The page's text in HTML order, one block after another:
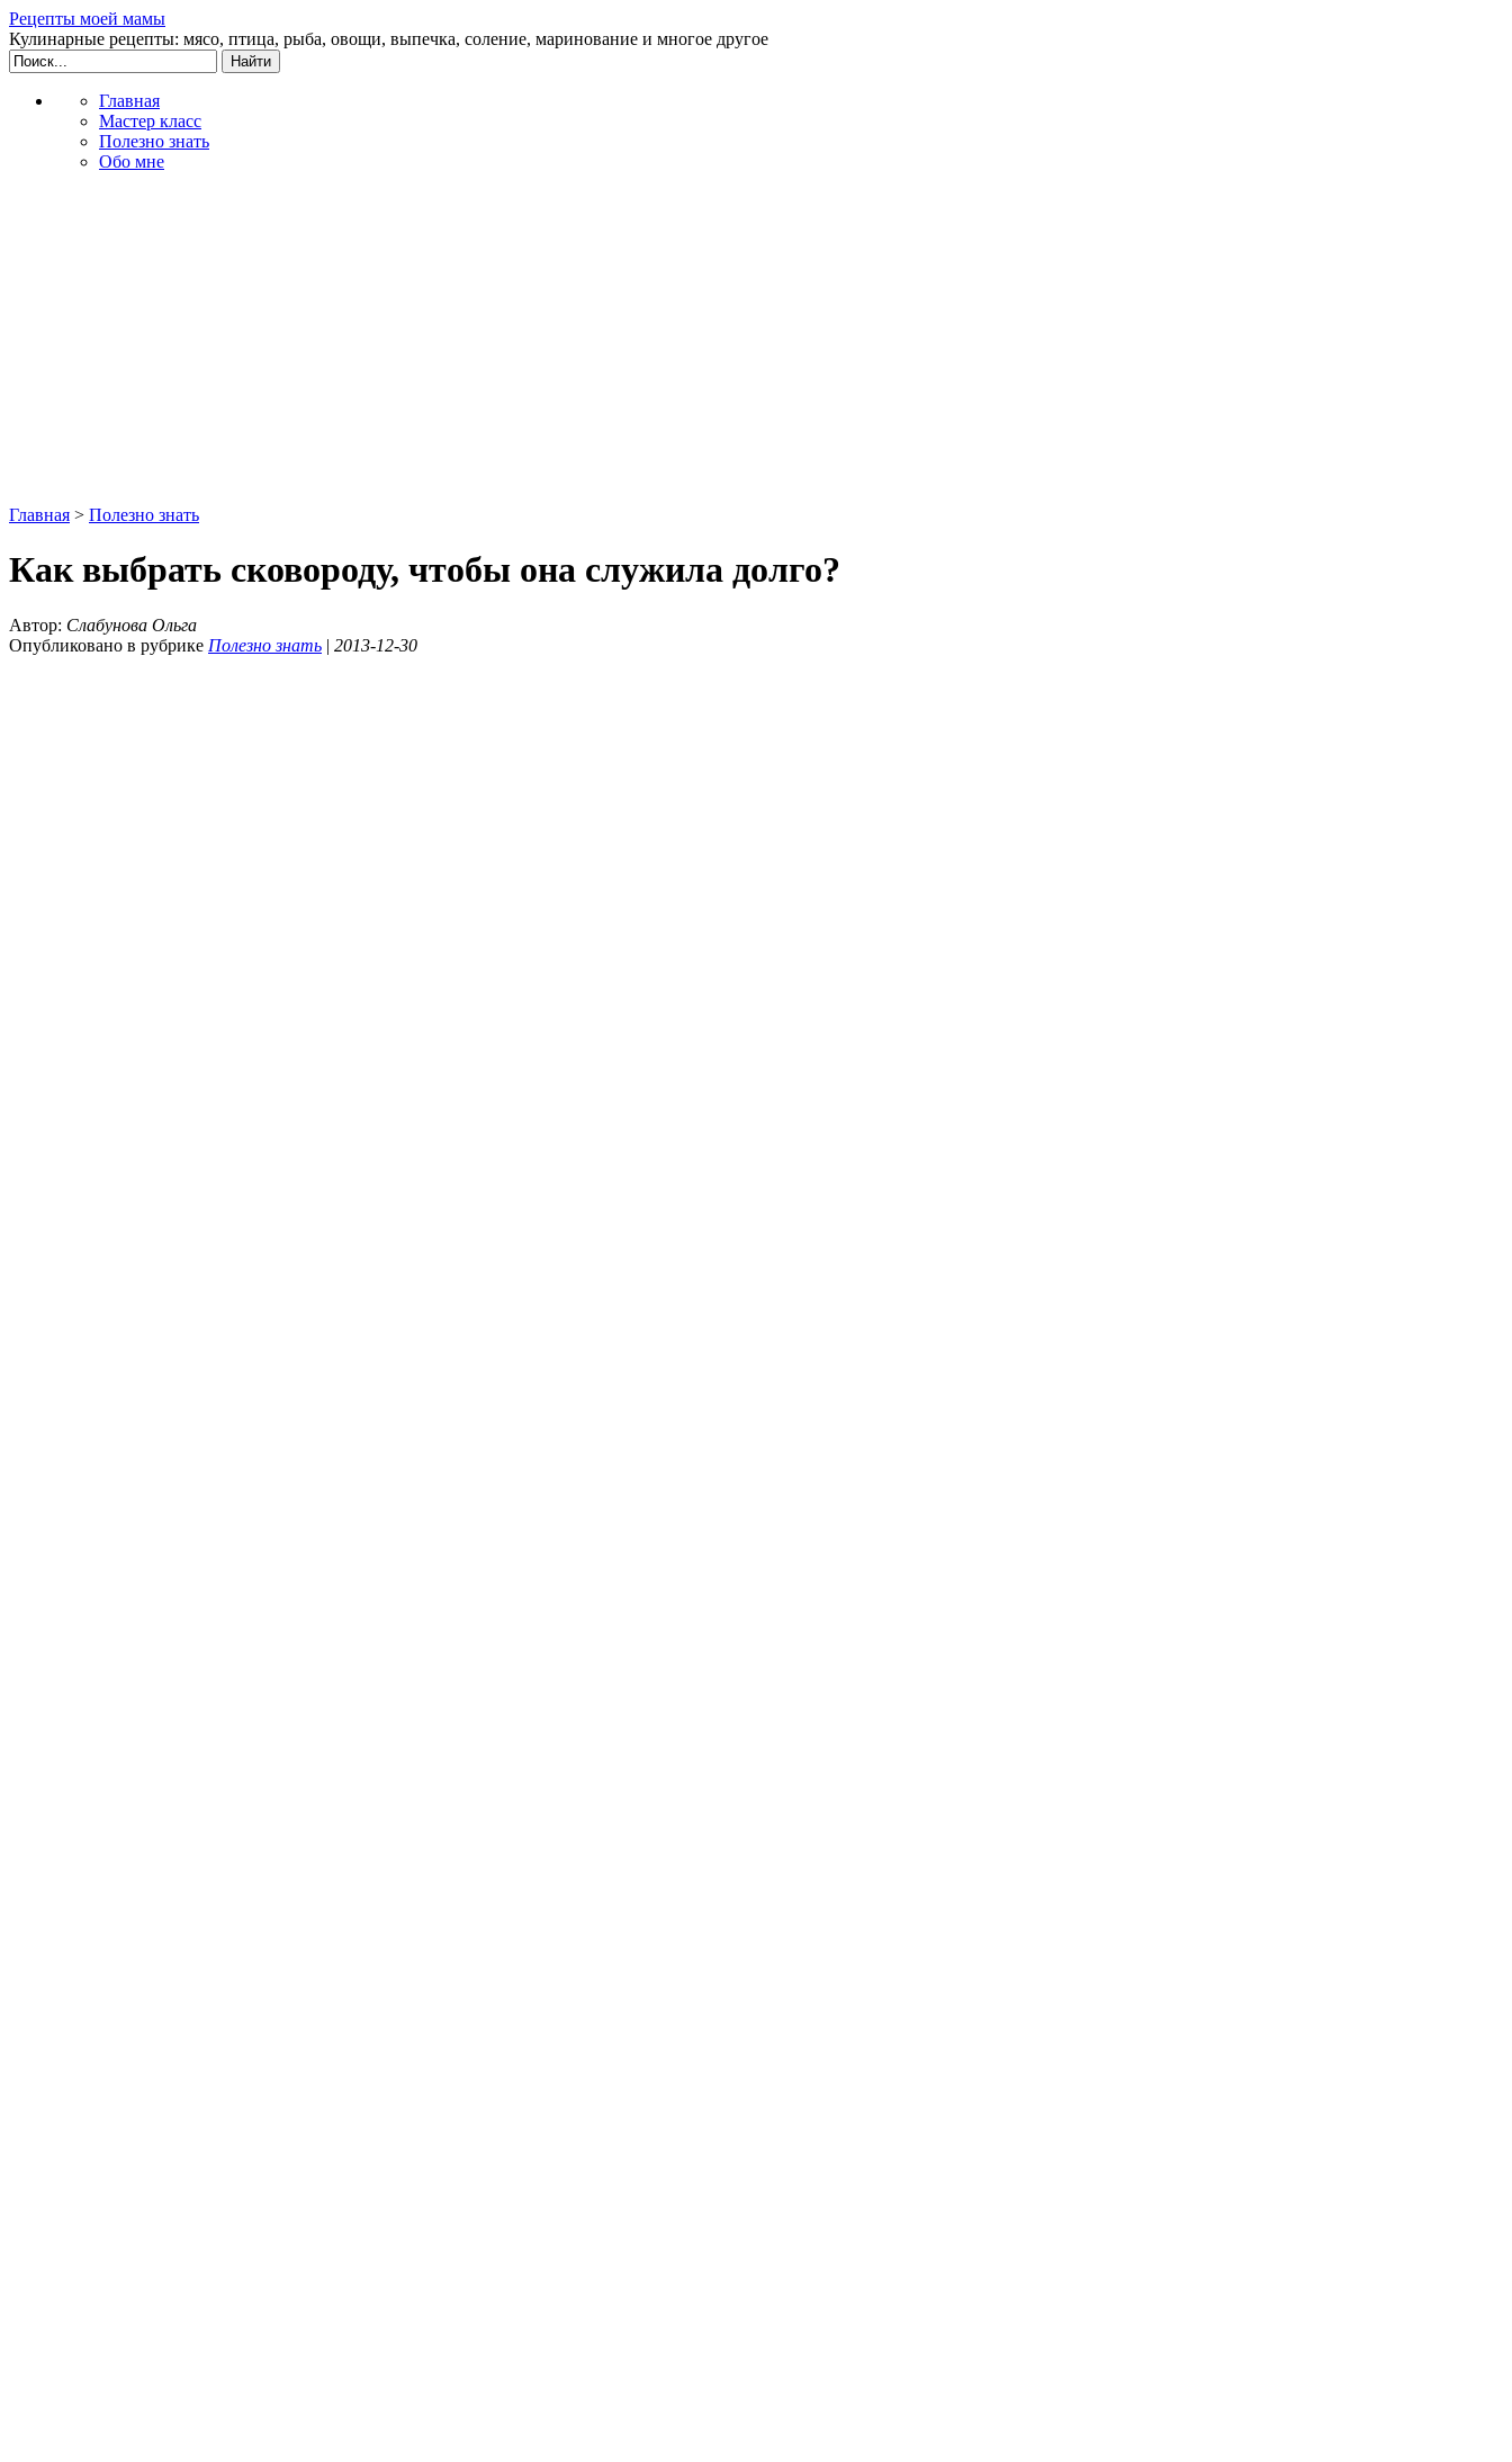
Рецепты моей мамы
Кулинарные рецепты: мясо, птица, рыба, овощи, выпечка, соление, маринование и многое другое
Главная
Мастер класс
Полезно знать
Обо мне
Главная > Полезно знать
Как выбрать сковороду, чтобы она служила долго?
Автор: Слабунова Ольга
Опубликовано в рубрике Полезно знать | 2013-12-30